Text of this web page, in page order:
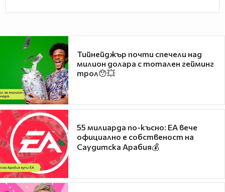
Тийнейджър почти спечели над
милион долара с тотален гейминг
трол😯💥
55 милиарда по-късно: EA вече
официално е собственост на
Саудитска Арабия💰